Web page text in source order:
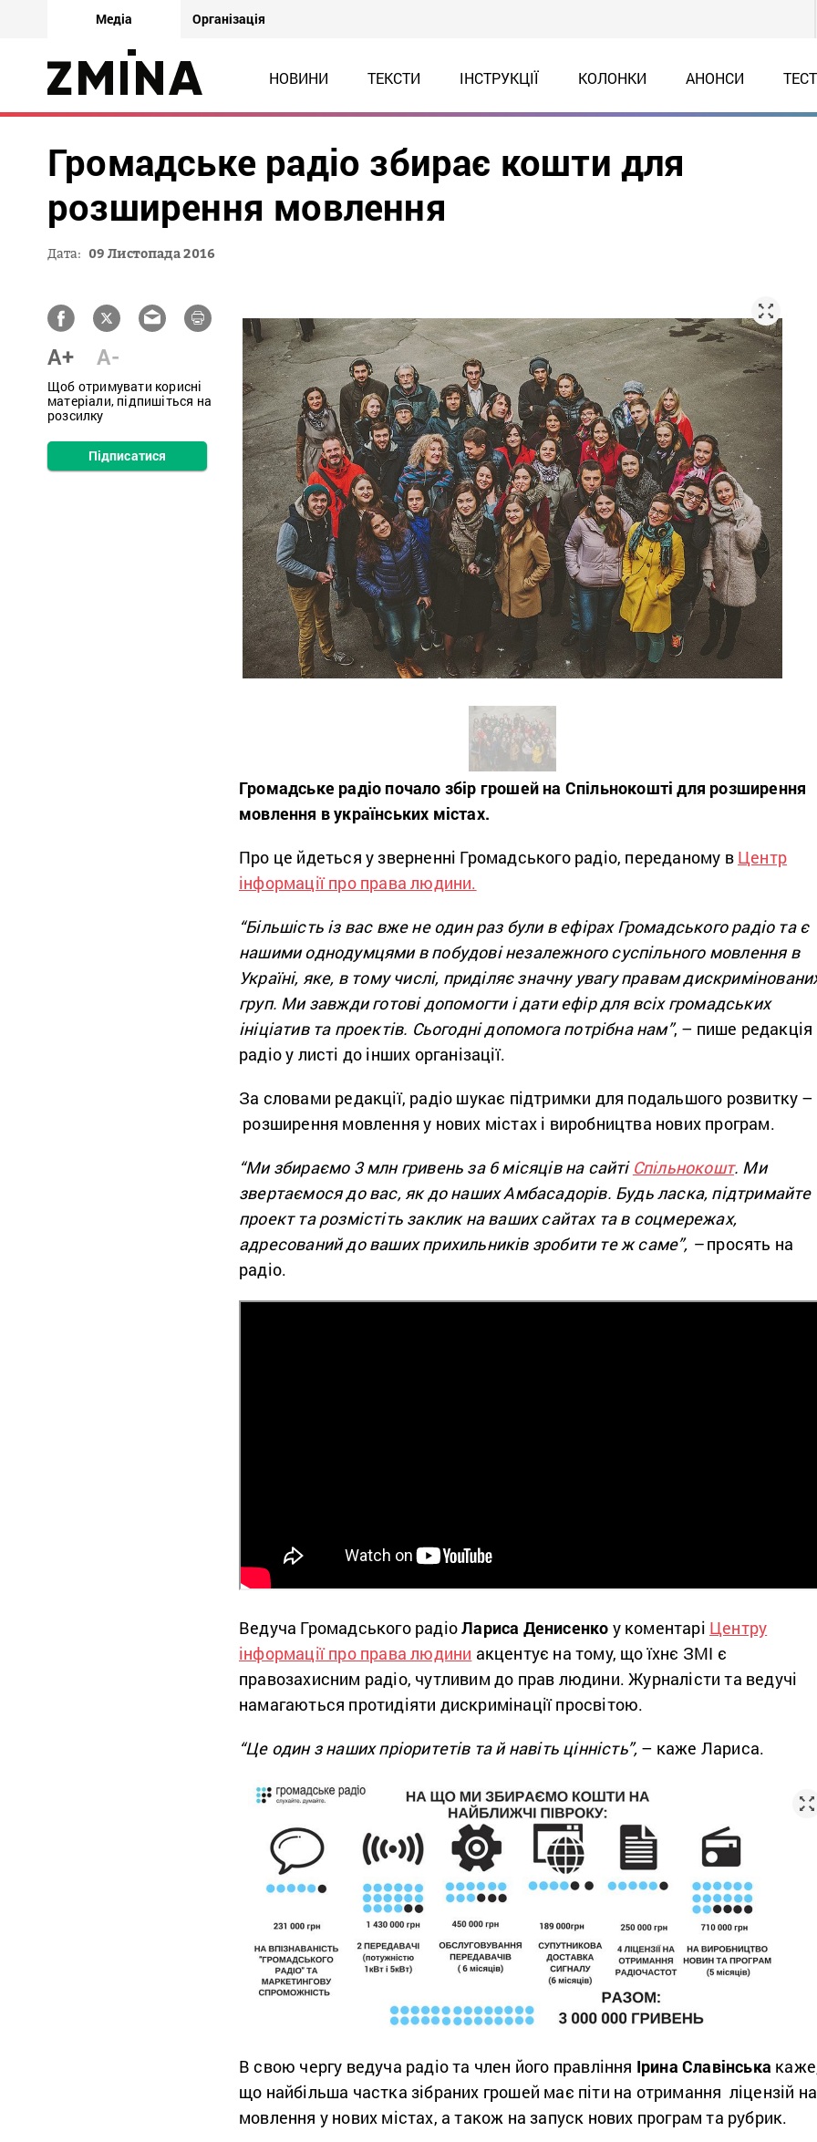
Медіа Організація
НОВИНИ ТЕКСТИ ІНСТРУКЦІЇ КОЛОНКИ АНОНСИ
Громадське радіо збирає кошти для
розширення мовлення
Дата: 09 Листопада 2016
A+ A-
Щоб отримувати корисні
матеріали, підпишіться на
розсилку
Підписатися
Громадське радіо почало збір грошей на Спільнокошті для розширення
мовлення в українських містах.
Про це йдеться у зверненні Громадського радіо, переданому в Центр
інформації про права людини.
“Більшість із вас вже не один раз були в ефірах Громадського радіо та є
нашими однодумцями в побудові незалежного суспільного мовлення в
Україні, яке, в тому числі, приділяє значну увагу правам
груп. Ми завжди готові допомогти і дати ефір для всіх громадських
ініціатив та проектів. Сьогодні допомога потрібна нам”, – пише редакція
радіо у листі до інших організації.
За словами редакції, радіо шукає підтримки для подальшого розвитку –
розширення мовлення у нових містах і виробництва нових програм.
“Ми збираємо 3 млн гривень за 6 місяців на сайті Спільнокошт. Ми
звертаємося до вас, як до наших Амбасадорів. Будь ласка, підтримайте
проект та розмістіть заклик на ваших сайтах та в соцмережах,
адресований до ваших прихильників зробити те ж саме”, –просять на
радіо.
Ведуча Громадського радіоЛариса Денисенко у коментарі Центру
інформації про права людини акцентує на тому, що їхнє ЗМІ є
правозахисним радіо, чутливим до прав людини. Журналісти та ведучі
намагаються протидіяти дискримінації просвітою.
“Це один з наших пріоритетів та й навіть цінність”, – каже Лариса.
В свою чергу ведуча радіо та член його правління Ірина Славінська
що найбільша частка зібраних грошей має піти на отримання ліцензій на
мовлення у нових містах, а також на запуск нових програм та рубрик.